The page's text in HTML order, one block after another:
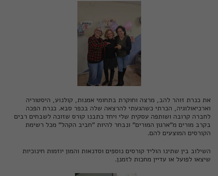
את כנרת זוהר להב, מרצה וחוקרת בתחומי אמנות, קולנוע, היסטוריה
וארכיאולוגיה, הכרתי כשהגעתי להרצאה שלה בכפר סבא. כנרת הפכה
לחברה קרובה ושותפה עסקית שלי ויחד כתבנו קורס שזוכה לשבחים רבים
בקרב מורים מ"ארגון המורים" ונבחר להיות "חביב הקהל" מכל רשימת
הקורסים המוצעים להם.
השילוב בין שתינו הוליד קורסים נוספים וסדנאות והמון יוזמות חינוכיות
שיצאו לפועל או עדיין מחכות לזמנן.